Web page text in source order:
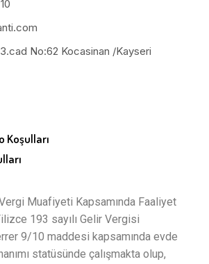
No:62 Kocasinan /Kayseri
Koşulları
Vergi Muafiyeti Kapsamında Faaliyet
193 sayılı Gelir Vergisi
9/10 maddesi kapsamında evde
statüsünde çalışmakta olup,